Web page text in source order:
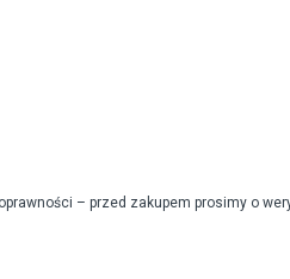
– przed zakupem prosimy o